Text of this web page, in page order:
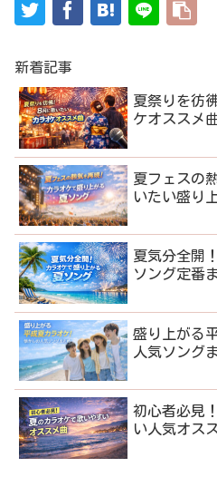
新着記事
夏祭りを彷
ケオススメ
夏フェスの
いたい盛り
夏気分全開
ソング定番
盛り上がる
人気ソング
初心者必見
い人気オス